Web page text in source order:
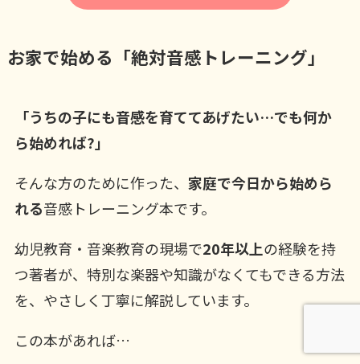
お家で始める「絶対音感トレーニング」
「うちの子にも音感を育ててあげたい…でも何か
ら始めれば?」
そんな方のために作った、 家庭で今日から始めら
れる音感トレーニング本です。
幼児教育・音楽教育の現場で20年以上の経験を持
つ著者が、特別な楽器や知識がなくてもできる方法
を、やさしく丁寧に解説しています。
この本があれば…